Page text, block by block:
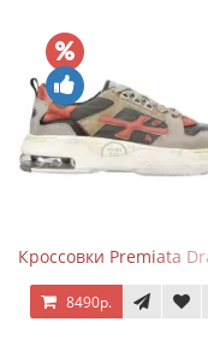
Кроссовки Premiata
8490р.